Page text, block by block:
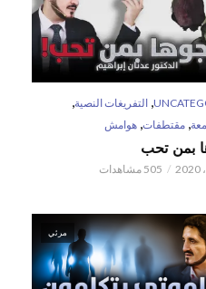
, التفريغات النصية
مقتطفات, هوامش
بمن تحب
505 مشاهدات
مرئي